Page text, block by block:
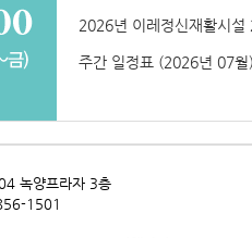
2026년 이레정신재활시설
주간 일정표 (2026년 07월
녹양프라자 3층
1501